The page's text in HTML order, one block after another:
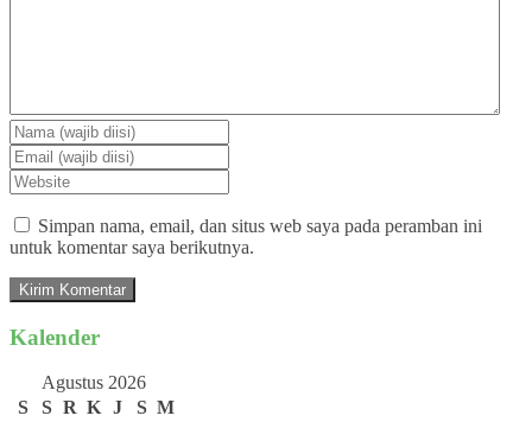
Simpan nama, email, dan situs web saya pada peramban ini
untuk komentar saya berikutnya.
Kalender
Agustus 2026
S
S R K J S M